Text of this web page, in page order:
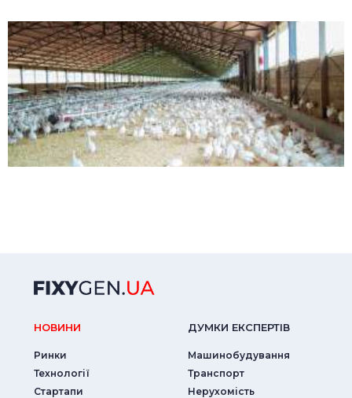
НОВИНИ
Ринки
Технології
Стартапи
ДУМКИ ЕКСПЕРТIВ
Машинобудування
Транспорт
Нерухомість